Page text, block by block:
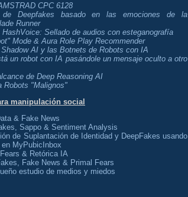
CPC 6128
de Deepfakes basado en las emociones de la
Runner
Sellado de audios con esteganografía
Mode & Aura Role Play Recommender
AI y las Botnets de Robots con IA
un robot con IA pasándole un mensaje oculto a otro
de Deep Reasoning AI
Robots "Malignos"
manipulación social
& Fake News
Sappo & Sentiment Analysis
de Suplantación de Identidad y DeepFakes usando
MyPubicInbox
& Retórica IA
Fake News & Primal Fears
estudio de medios y miedos